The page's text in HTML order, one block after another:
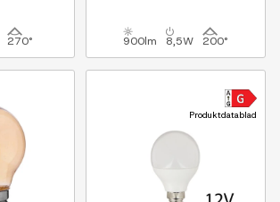
270° 900lm 8,5W 200°
Produktdatablad